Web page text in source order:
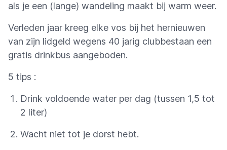
als je een (lange) wandeling maakt bij warm weer.
Verleden jaar kreeg elke vos bij het hernieuwen
van zijn lidgeld wegens 40 jarig clubbestaan een
gratis drinkbus aangeboden.
5 tips :
Drink voldoende water per dag (tussen 1,5 tot
2 liter)
Wacht niet tot je dorst hebt.